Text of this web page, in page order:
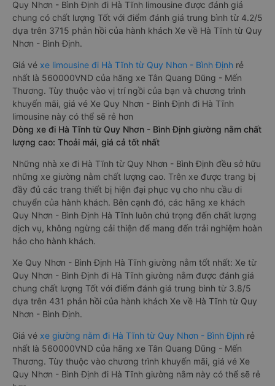
Quy Nhơn - Bình Định đi Hà Tĩnh limousine được đánh giá
chung có chất lượng Tốt với điểm đánh giá trung bình từ 4.2/5
dựa trên 3715 phản hồi của hành khách Xe về Hà Tĩnh từ Quy
Nhơn - Bình Định.
Giá vé xe limousine đi Hà Tĩnh từ Quy Nhơn - Bình Định rẻ
nhất là 560000VND của hãng xe Tân Quang Dũng - Mến
Thương. Tùy thuộc vào vị trí ngồi của bạn và chương trình
khuyến mãi, giá vé Xe Quy Nhơn - Bình Định đi Hà Tĩnh
limousine này có thể sẽ rẻ hơn
Dòng xe đi Hà Tĩnh từ Quy Nhơn - Bình Định giường nằm chất
lượng cao: Thoải mái, giá cả tốt nhất
Những nhà xe đi Hà Tĩnh từ Quy Nhơn - Bình Định đều sở hữu
những xe giường nằm chất lượng cao. Trên xe được trang bị
đầy đủ các trang thiết bị hiện đại phục vụ cho nhu cầu di
chuyển của hành khách. Bên cạnh đó, các hãng xe khách
Quy Nhơn - Bình Định Hà Tĩnh luôn chú trọng đến chất lượng
dịch vụ, không ngừng cải thiện để mang đến trải nghiệm hoàn
hảo cho hành khách.
Xe Quy Nhơn - Bình Định Hà Tĩnh giường nằm tốt nhất: Xe từ
Quy Nhơn - Bình Định đi Hà Tĩnh giường nằm được đánh giá
chung chất lượng Tốt với điểm đánh giá trung bình từ 3.8/5
dựa trên 431 phản hồi của hành khách Xe về Hà Tĩnh từ Quy
Nhơn - Bình Định.
Giá vé xe giường nằm đi Hà Tĩnh từ Quy Nhơn - Bình Định rẻ
nhất là 560000VND của hãng xe Tân Quang Dũng - Mến
Thương. Tùy thuộc vào chương trình khuyến mãi, giá vé Xe
Quy Nhơn - Bình Định đi Hà Tĩnh giường nằm này có thể sẽ rẻ